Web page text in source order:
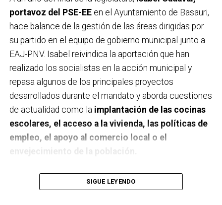
portavoz del PSE-EEen el Ayuntamiento de Basauri,
hace balance de la gestión de las áreas dirigidas por
su partido en el equipo de gobierno municipal junto a
EAJ-PNV. Isabel reivindica la aportación que han
realizado los socialistas en la acción municipal y
repasa algunos de los principales proyectos
desarrollados durante el mandato y aborda cuestiones
de actualidad como la implantación de las cocinas
escolares, el acceso a la vivienda, las políticas de
empleo, el apoyo al comercio local o el
envejecimiento de la población.
A un año de acabar la legislatura, ¿qué balance
haces de la gestión del PSE en tus áreas dentro
del equipo de gobierno y qué proyectos
SIGUE LEYENDO